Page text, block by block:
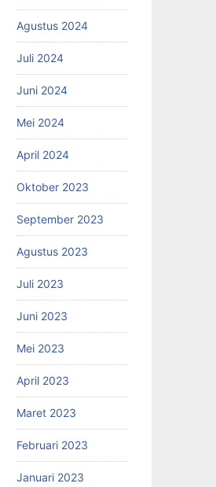
Agustus 2024
Juli 2024
Juni 2024
Mei 2024
April 2024
Oktober 2023
September 2023
Agustus 2023
Juli 2023
Juni 2023
Mei 2023
April 2023
Maret 2023
Februari 2023
Januari 2023